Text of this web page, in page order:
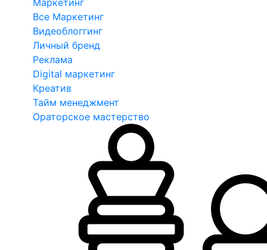
Маркетинг
Все Маркетинг
Видеоблоггинг
Личный бренд
Реклама
Digital маркетинг
Креатив
Тайм менеджмент
Ораторское мастерство